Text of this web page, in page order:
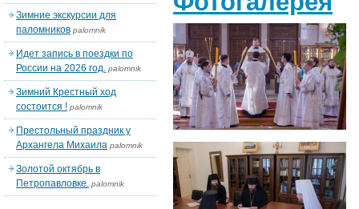
Зимние экскурсии для
паломников palomnik
Идет запись в поездки по
России на 2026 год. palomnik
Зимний Крестный ход
состоится ! palomnik
Престольный праздник у
Архангела Михаила palomnik
Золотой октябрь в
Петропавловке. palomnik